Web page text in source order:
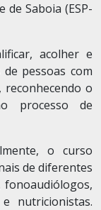
de Saboia (ESP-
acolher e
pessoas com
o
processo de
o curso
de diferentes
fonoaudiólogos,
nutricionistas.